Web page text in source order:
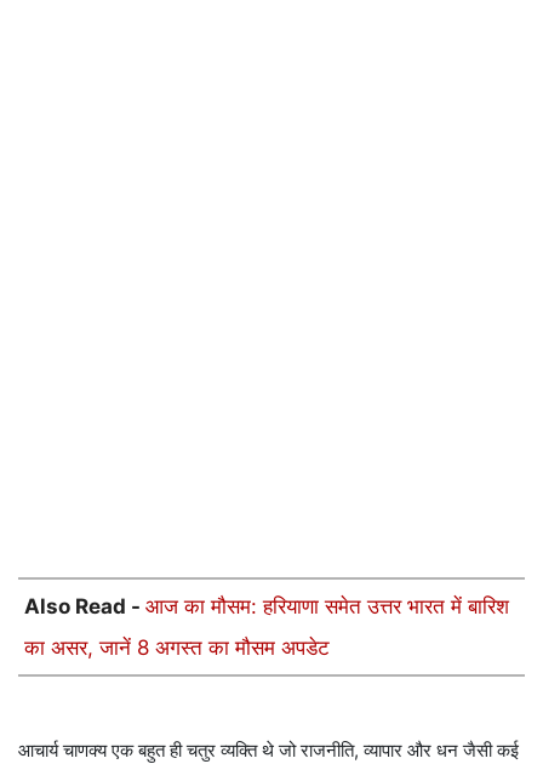
Also Read - आज का मौसम: हरियाणा समेत उत्तर भारत में बारिश
का असर, जानें 8 अगस्त का मौसम अपडेट
आचार्य चाणक्य एक बहुत ही चतुर व्यक्ति थे जो राजनीति, व्यापार और धन जैसी कई